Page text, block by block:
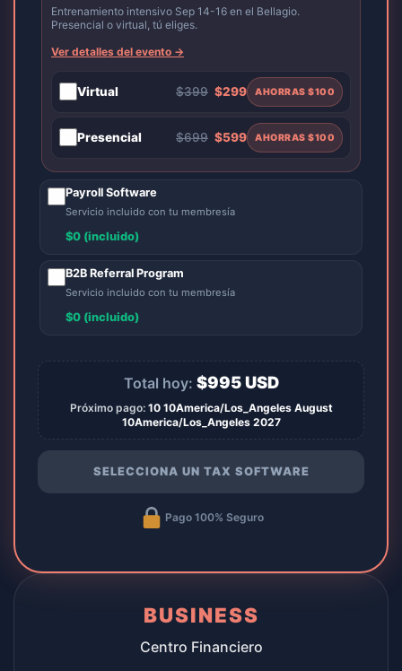
Entrenamiento intensivo Sep 14-16 en el Bellagio.
Presencial o virtual, tú eliges.
Ver detalles del evento →
Virtual $399 $299 AHORRAS $100
Presencial $699 $599 AHORRAS $100
Payroll Software
Servicio incluido con tu membresía
$0 (incluido)
B2B Referral Program
Servicio incluido con tu membresía
$0 (incluido)
Total hoy: $995USD
Próximo pago: 10 10America/Los_Angeles August
10America/Los_Angeles 2027
SELECCIONA UN TAX SOFTWARE
Pago 100% Seguro
BUSINESS
Centro Financiero